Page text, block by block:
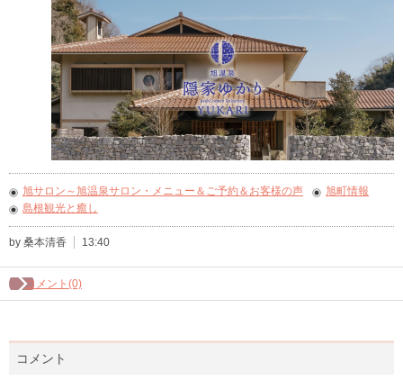
旭サロン～旭温泉サロン・メニュー＆ご予約＆お客様の声
旭町情報
島根観光と癒し
by 桑本清香 13:40
コメント(0)
コメント